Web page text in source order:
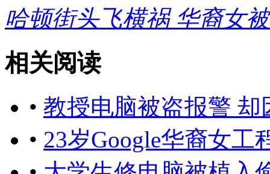
哈顿街头飞横祸 华裔女
相关阅读
• 教授电脑被盗报警
• 23岁Google华裔女工